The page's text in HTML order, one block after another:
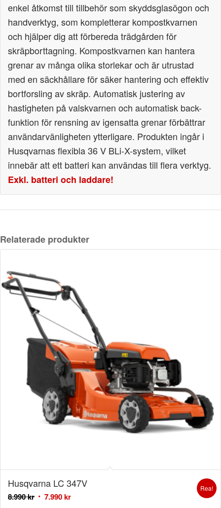
enkel åtkomst till tillbehör som skyddsglasögon och
handverktyg, som kompletterar kompostkvarnen
och hjälper dig att förbereda trädgården för
skräpborttagning. Kompostkvarnen kan hantera
grenar av många olika storlekar och är utrustad
med en säckhållare för säker hantering och effektiv
bortforsling av skräp. Automatisk justering av
hastigheten på valskvarnen och automatisk back-
funktion för rensning av igensatta grenar förbättrar
användarvänligheten ytterligare. Produkten ingår i
Husqvarnas flexibla 36 V BLi-X-system, vilket
innebär att ett batteri kan användas till flera verktyg.
Exkl. batteri och laddare!
Relaterade produkter
Husqvarna LC 347V
8.990kr 7.990kr
Rea!